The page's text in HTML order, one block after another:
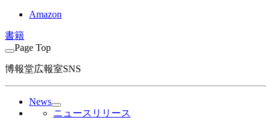
Amazon
書籍
Page Top
博報堂広報室SNS
News
ニュースリリース